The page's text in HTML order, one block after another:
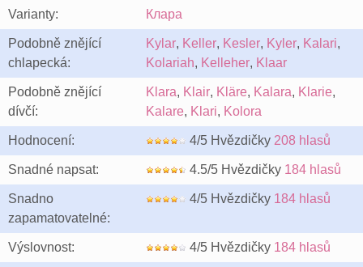
Varianty: Клара
Podobně znějící
chlapecká:
Kylar, Keller, Kesler, Kyler, Kalari,
Kolariah, Kelleher, Klaar
Podobně znějící
dívčí:
Klara, Klair, Kläre, Kalara, Klarie,
Kalare, Klari, Kolora
Hodnocení: 4/5 Hvězdičky 208 hlasů
Snadné napsat: 4.5/5 Hvězdičky 184 hlasů
Snadno
zapamatovatelné:
4/5 Hvězdičky 184 hlasů
Výslovnost: 4/5 Hvězdičky 184 hlasů